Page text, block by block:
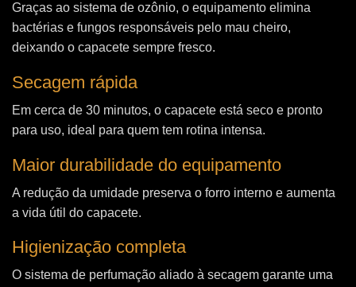
Graças ao sistema de ozônio, o equipamento elimina
bactérias e fungos responsáveis pelo mau cheiro,
deixando o capacete sempre fresco.
Secagem rápida
Em cerca de 30 minutos, o capacete está seco e pronto
para uso, ideal para quem tem rotina intensa.
Maior durabilidade do equipamento
A redução da umidade preserva o forro interno e aumenta
a vida útil do capacete.
Higienização completa
O sistema de perfumação aliado à secagem garante uma